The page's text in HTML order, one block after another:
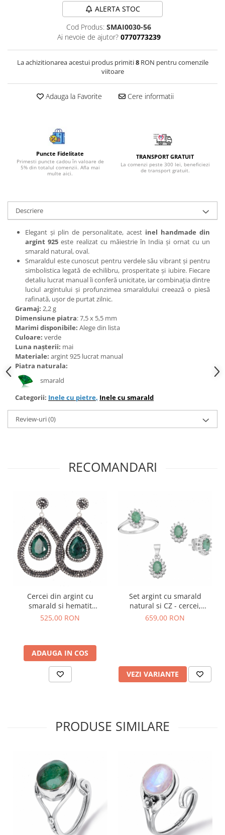
Bijuterii peridot
Bijuterii piatra soarelui
Bijuterii rodocrozit
Bijuterii safir
Bijuterii sidef si abalone
Bijuterii smarald
Bijuterii tanzanit
Bijuterii turcoaz
Bijuterii turmaline
Bijuterii morganit
ALERTA STOC
Cod Produs: SMAI0030-56
Ai nevoie de ajutor? 0770773239
La achizitionarea acestui produs primiti8RON pentru comenzile
viitoare
Adauga la Favorite Cere informatii
Puncte Fidelitate
Primesti puncte cadou în valoare de
5% din totalul comenzii. Afla mai
multe aici.
TRANSPORT GRATUIT
La comenzi peste 300 lei, beneficiezi
de transport gratuit.
Descriere
Elegant și plin de personalitate, acest inel handmade din
argint 925 este realizat cu măiestrie în India și ornat cu un
smarald natural, oval.
Smaraldul este cunoscut pentru verdele său vibrant și pentru
simbolistica legată de echilibru, prosperitate și iubire. Fiecare
detaliu lucrat manual îi conferă unicitate, iar combinația dintre
luciul argintului și profunzimea smaraldului creează o piesă
rafinată, ușor de purtat zilnic.
Gramaj: 2,2 g
Dimensiune piatra: 7,5 x 5,5 mm
Marimi disponibile: Alege din lista
Culoare: verde
Luna nașterii: mai
Materiale: argint 925 lucrat manual
Piatra naturala:
smarald
Categorii: Inele cu pietre, Inele cu smarald
Review-uri(0)
RECOMANDARI
Cercei din argint cu
smarald si hematit
Stralucire Infinita
525,00 RON
ADAUGA IN COS
Set argint cu smarald
natural si CZ - cercei,
pandantiv, inel
659,00 RON
VEZI VARIANTE
PRODUSE SIMILARE